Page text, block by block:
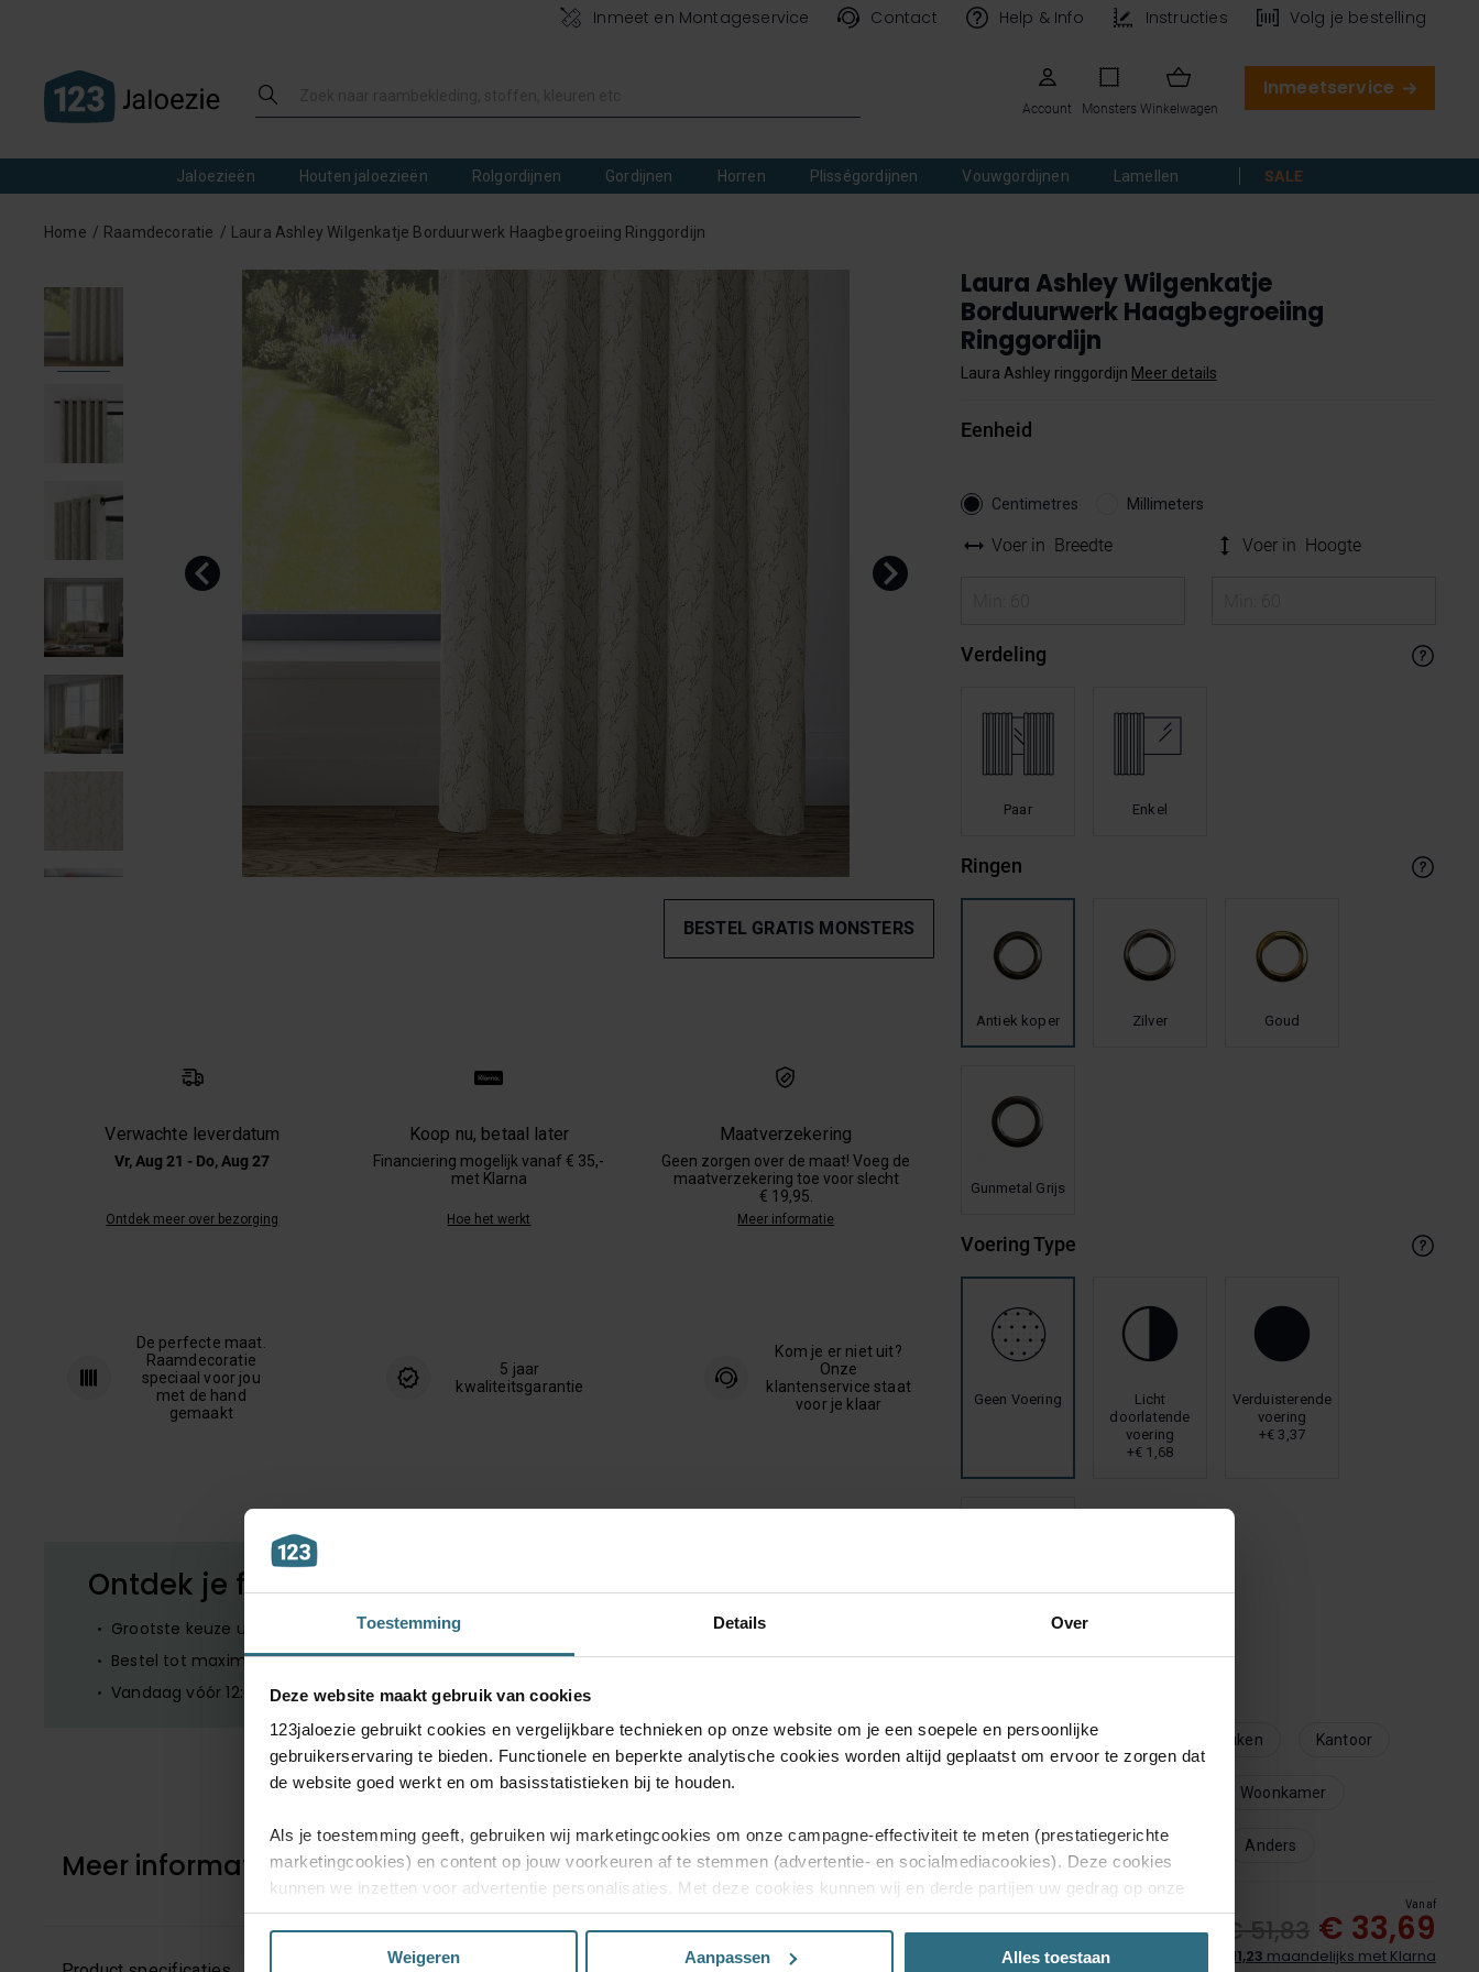
Toestemming Details Over
Deze website maakt gebruik van cookies
123jaloezie gebruikt cookies en vergelijkbare technieken op onze website om je een soepele en persoonlijke
gebruikerservaring te bieden. Functionele en beperkte analytische cookies worden altijd geplaatst om ervoor te zorgen dat
de website goed werkt en om basisstatistieken bij te houden.
Als je toestemming geeft, gebruiken wij marketingcookies om onze campagne-effectiviteit te meten (prestatiegerichte
marketingcookies) en content op jouw voorkeuren af te stemmen (advertentie- en socialmediacookies). Deze cookies
kunnen we inzetten voor advertentie personalisaties. Met deze cookies kunnen wij en derde partijen uw gedrag op onze
website en mogelijk ook daarbuiten volgen. Lees hier alles over onze cookie- en privacyverklaring.
Kies je voor ‘Alles accepteren’, dan ga je akkoord met het gebruik van alle cookies. Kies je 'Weigeren', dan plaatsen we
Weigeren Aanpassen Alles toestaan
Inmeet en Montageservice Contact Help & Info Instructies Volg je bestelling
Account Monsters
Inmeetservice
Winkelwagen
Jaloezieën Houten jaloezieën Rolgordijnen Gordijnen Horren Plisségordijnen Vouwgordijnen Lamellen SALE
Home Raamdecoratie Laura Ashley Wilgenkatje Borduurwerk Haagbegroeiing Ringgordijn
BESTEL GRATIS MONSTERS
Laura Ashley Wilgenkatje
Borduurwerk Haagbegroeiing
Ringgordijn
Laura Ashley ringgordijn Meer details
Eenheid
Centimetres Millimeters
Voer in Breedte Voer in Hoogte
Verdeling
Paar Enkel
Ringen
Antiek koper Zilver Goud
Gunmetal Grijs
Voering Type
Geen Voering
Licht
doorlatende
voering
+€ 1,68
Verduisterende
voering
+€ 3,37
Thermische
Serre Slaapkamer Keuken Kantoor
Woonkamer
Kinderkamer Eetkamer Anders
Vanaf
€ 51,83 € 33,69
€ 11,23 maandelijks met Klarna
Verwachte leverdatum:
Vr, Aug 21 - Do, Aug 27
Verwachte leverdatum
Vr, Aug 21 - Do, Aug 27
Ontdek meer over bezorging
Koop nu, betaal later
Financiering mogelijk vanaf € 35,-
met Klarna
Hoe het werkt
Maatverzekering
Geen zorgen over de maat! Voeg de
maatverzekering toe voor slecht
€ 19,95.
Meer informatie
De perfecte maat.
Raamdecoratie
speciaal voor jou
met de hand
gemaakt
5 jaar
kwaliteitsgarantie
Kom je er niet uit?
Onze
klantenservice staat
voor je klaar
Ontdek je favoriete product!
Grootste keuze uit diverse materialen en kleuren.
Bestel tot maximaal 6 GRATIS monsters
Vandaag vóór 12:00 besteld is morgen in huis
BESTEL GRATIS MONSTERS
Meer informatie